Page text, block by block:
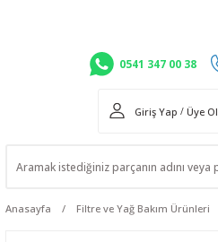
0541 347 00 38
Giriş Yap / Üye Ol
Anasayfa Filtre ve Yağ Bakım Ürünleri